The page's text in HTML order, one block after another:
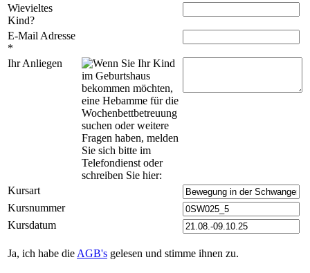
Wievieltes
Kind?
E-Mail Adresse
*
Ihr Anliegen
Kursart
Kursnummer
Kursdatum
Ja, ich habe die AGB's gelesen und stimme ihnen zu.